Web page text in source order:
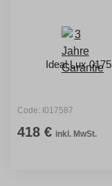
Ideal Lux
Code: I017587
418 € inkl. MwSt.